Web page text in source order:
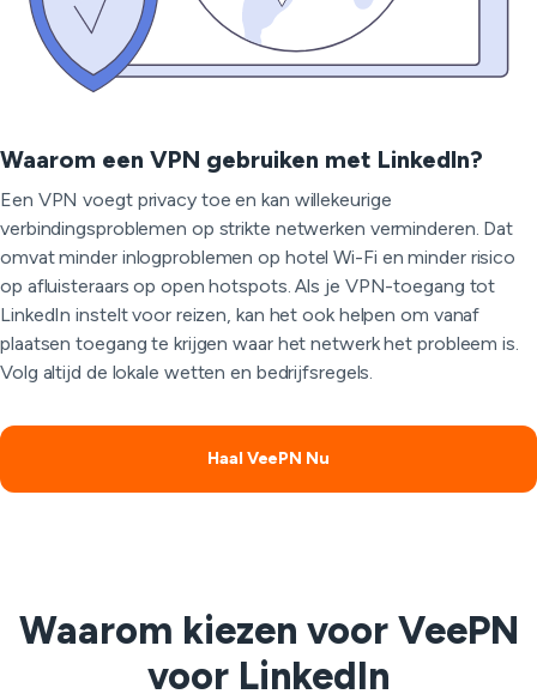
Waarom een VPN gebruiken met LinkedIn?
Een VPN voegt privacy toe en kan willekeurige
verbindingsproblemen op strikte netwerken verminderen. Dat
omvat minder inlogproblemen op hotel Wi-Fi en minder risico
op afluisteraars op open hotspots. Als je VPN-toegang tot
LinkedIn instelt voor reizen, kan het ook helpen om vanaf
plaatsen toegang te krijgen waar het netwerk het probleem is.
Volg altijd de lokale wetten en bedrijfsregels.
Haal VeePN Nu
Waarom kiezen voor VeePN
voor LinkedIn